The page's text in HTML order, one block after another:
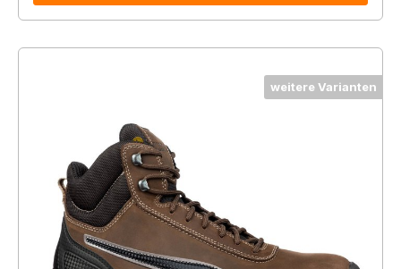
weitere Varianten